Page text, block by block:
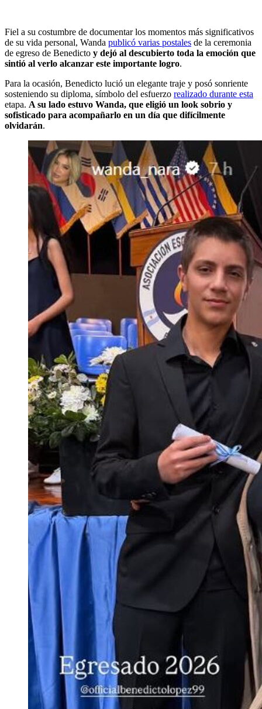
Fiel a su costumbre de documentar los momentos más significativos
de su vida personal, Wanda publicó varias postales de la ceremonia
de egreso de Benedicto y dejó al descubierto toda la emoción que
sintió al verlo alcanzar este importante logro.
Para la ocasión, Benedicto lució un elegante traje y posó sonriente
sosteniendo su diploma, símbolo del esfuerzo realizado durante esta
etapa. A su lado estuvo Wanda, que eligió un look sobrio y
sofisticado para acompañarlo en un día que difícilmente
olvidarán.